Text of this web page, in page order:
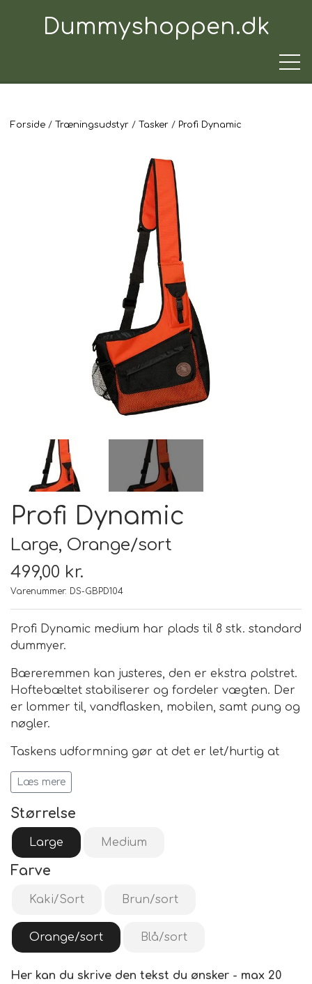
Dummyshoppen.dk
TRÆNINGSUDSTYR
TIL HUNDEN
TIL HUNDEFØREREN
TIL BILEN
FODER & FODER
TILSKUD
PRÆMIER & GAVER
Forside Træningsudstyr Tasker Profi Dynamic
Profi Dynamic
Large, Orange/sort
499,00 kr.
Varenummer: DS-GBPD104
Profi Dynamic medium har plads til 8 stk. standard
dummyer.
Bæreremmen kan justeres, den er ekstra polstret.
Hoftebæltet stabiliserer og fordeler vægten. Der
er lommer til, vandflasken, mobilen, samt pung og
nøgler.
Taskens udformning gør at det er let/hurtig at
af net, hvor du kan lægge dine våde dummyer.
Den er let at rengøre da indersiden er vandtæt
og kan aftørres med en våd klud.
M - 30 x 26 x 12 cm,
Vægt ca. 650g..
Læs mere
Størrelse
Large Medium
Farve
Kaki/Sort Brun/sort
Orange/sort Blå/sort
Her kan du skrive den tekst du ønsker - max 20